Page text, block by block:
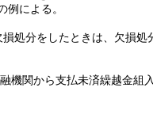
による。
処分をしたときは、欠損
機関から支払未済繰越金組